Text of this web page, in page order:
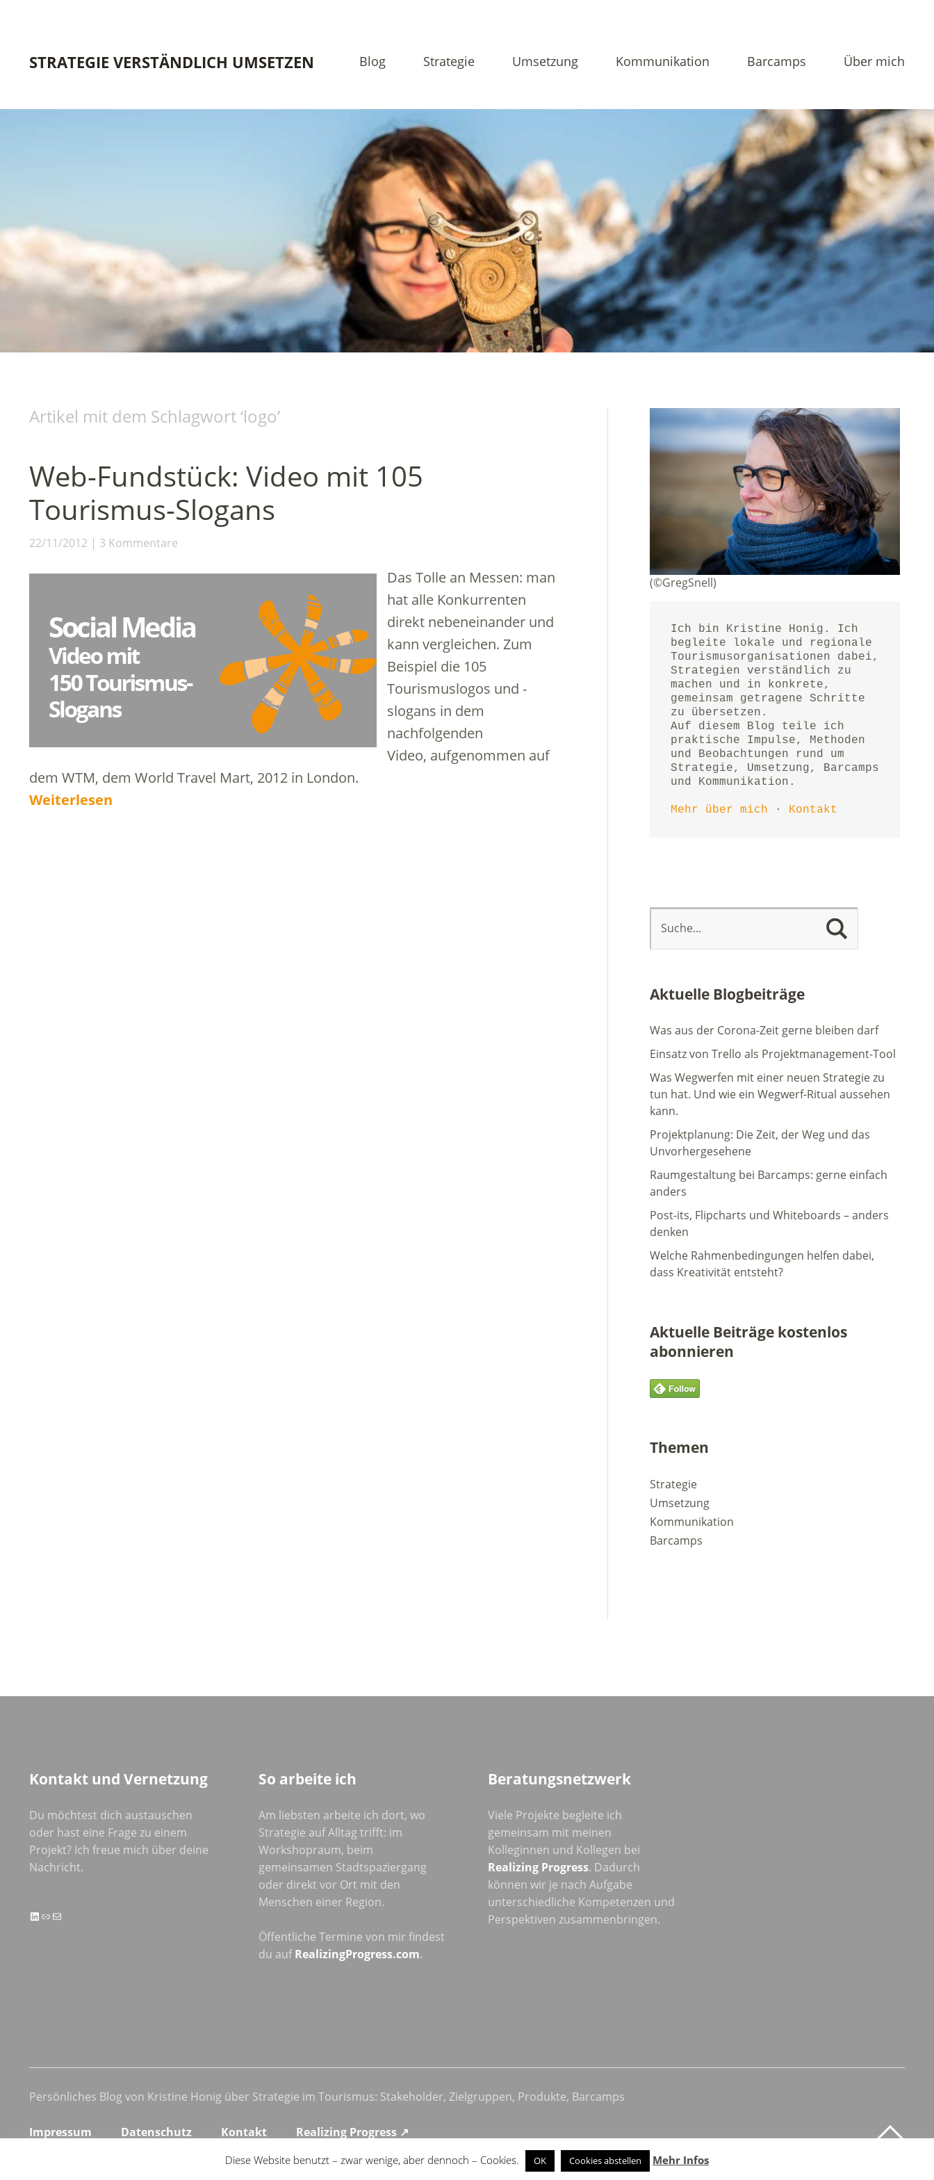
STRATEGIE VERSTÄNDLICH UMSETZEN Blog Strategie Umsetzung Kommunikation Barcamps Über mich
Artikel mit dem Schlagwort ‘logo’
Web-Fundstück: Video mit 105
Tourismus-Slogans
22/11/2012 3 Kommentare
Das Tolle an Messen: man
hat alle Konkurrenten
direkt nebeneinander und
kann vergleichen. Zum
Beispiel die 105
Tourismuslogos und -
slogans in dem
nachfolgenden
Video, aufgenommen auf
dem WTM, dem World Travel Mart, 2012 in London.
Weiterlesen
(©GregSnell)
Ich bin Kristine Honig. Ich
begleite lokale und regionale
Tourismusorganisationen dabei,
Strategien verständlich zu
machen und in konkrete,
gemeinsam getragene Schritte
zu übersetzen.
Auf diesem Blog teile ich
praktische Impulse, Methoden
und Beobachtungen rund um
Strategie, Umsetzung, Barcamps
und Kommunikation.
Mehr über mich · Kontakt
Aktuelle Blogbeiträge
Was aus der Corona-Zeit gerne bleiben darf
Einsatz von Trello als Projektmanagement-Tool
Was Wegwerfen mit einer neuen Strategie zu
tun hat. Und wie ein Wegwerf-Ritual aussehen
kann.
Projektplanung: Die Zeit, der Weg und das
Unvorhergesehene
Raumgestaltung bei Barcamps: gerne einfach
anders
Post-its, Flipcharts und Whiteboards – anders
denken
Welche Rahmenbedingungen helfen dabei,
dass Kreativität entsteht?
Aktuelle Beiträge kostenlos
abonnieren
Themen
Strategie
Umsetzung
Kommunikation
Barcamps
Kontakt und Vernetzung
Du möchtest dich austauschen
oder hast eine Frage zu einem
Projekt? Ich freue mich über deine
Nachricht.
LinkedIn
LinkE-Mail
So arbeite ich
Am liebsten arbeite ich dort, wo
Strategie auf Alltag trifft: im
Workshopraum, beim
gemeinsamen Stadtspaziergang
oder direkt vor Ort mit den
Menschen einer Region.
Öffentliche Termine von mir findest
du aufRealizingProgress.com.
Beratungsnetzwerk
Viele Projekte begleite ich
gemeinsam mit meinen
Kolleginnen und Kollegen bei
Realizing Progress. Dadurch
können wir je nach Aufgabe
unterschiedliche Kompetenzen und
Perspektiven zusammenbringen.
Persönliches Blog von Kristine Honig über Strategie im Tourismus: Stakeholder, Zielgruppen, Produkte, Barcamps
Impressum Datenschutz Kontakt Realizing Progress ↗
Diese Website benutzt – zwar wenige, aber dennoch – Cookies. OK Cookies abstellen Mehr Infos